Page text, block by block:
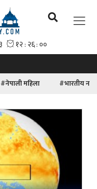
#नेपाली महिला #भारतीय